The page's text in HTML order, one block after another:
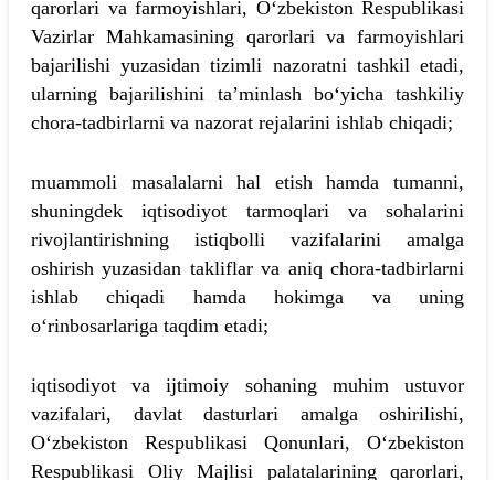
qarorlari va farmoyishlari, O‘zbekiston Respublikasi
Vazirlar Mahkamasining qarorlari va farmoyishlari
bajarilishi yuzasidan tizimli nazoratni tashkil etadi,
ularning bajarilishini ta’minlash bo‘yicha tashkiliy
chora-tadbirlarni va nazorat rejalarini ishlab chiqadi;
muammoli masalalarni hal etish hamda tumanni,
shuningdek iqtisodiyot tarmoqlari va sohalarini
rivojlantirishning istiqbolli vazifalarini amalga
oshirish yuzasidan takliflar va aniq chora-tadbirlarni
ishlab chiqadi hamda hokimga va uning
o‘rinbosarlariga taqdim etadi;
iqtisodiyot va ijtimoiy sohaning muhim ustuvor
vazifalari, davlat dasturlari amalga oshirilishi,
O‘zbekiston Respublikasi Qonunlari, O‘zbekiston
Respublikasi Oliy Majlisi palatalarining qarorlari,